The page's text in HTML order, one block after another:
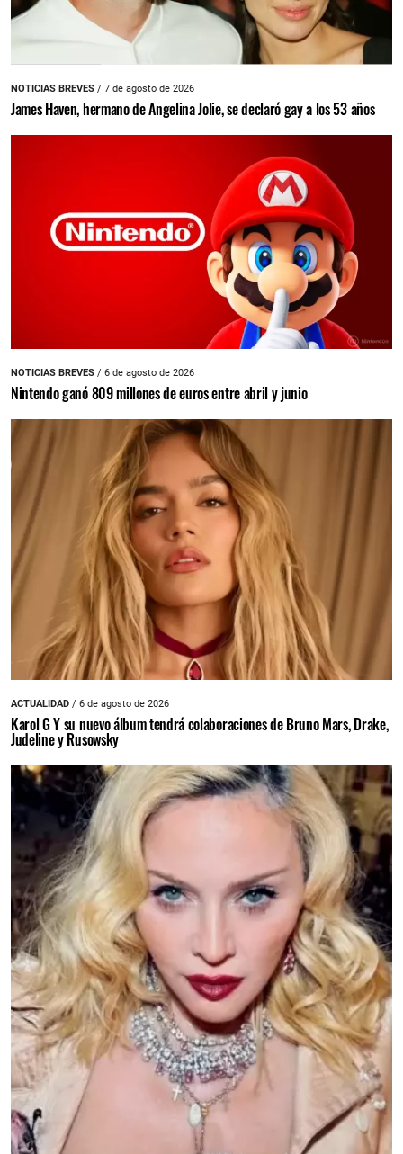
NOTICIAS BREVES / 7 de agosto de 2026
James Haven, hermano de Angelina Jolie, se declaró gay a los 53 años
NOTICIAS BREVES / 6 de agosto de 2026
Nintendo ganó 809 millones de euros entre abril y junio
ACTUALIDAD / 6 de agosto de 2026
Karol G Y su nuevo álbum tendrá colaboraciones de Bruno Mars, Drake,
Judeline y Rusowsky